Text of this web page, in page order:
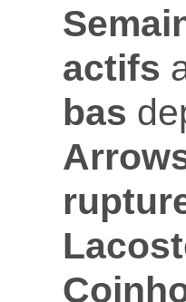
actifs
bas